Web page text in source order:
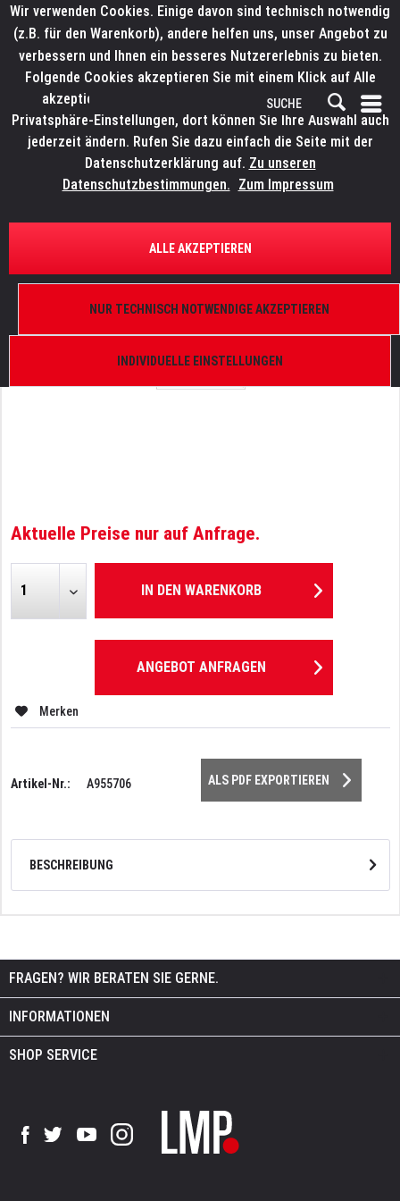
ÜBERSICHT ERSATZTEILE
Aktuelle Preise nur auf Anfrage.
IN DEN WARENKORB
ANGEBOT ANFRAGEN
Merken
Artikel-Nr.: A955706 ALS PDF EXPORTIEREN
BESCHREIBUNG
FRAGEN? WIR BERATEN SIE GERNE.
INFORMATIONEN
SHOP SERVICE
Wir verwenden Cookies. Einige davon sind technisch notwendig
(z.B. für den Warenkorb), andere helfen uns, unser Angebot zu
verbessern und Ihnen ein besseres Nutzererlebnis zu bieten.
Folgende Cookies akzeptieren Sie mit einem Klick auf Alle
akzeptieren. Weitere Informationen finden Sie in den
Privatsphäre-Einstellungen, dort können Sie Ihre Auswahl auch
jederzeit ändern. Rufen Sie dazu einfach die Seite mit der
Datenschutzerklärung auf. Zu unseren
Datenschutzbestimmungen. Zum Impressum
INDIVIDUELLE EINSTELLUNGEN
NUR TECHNISCH NOTWENDIGE AKZEPTIEREN
ALLE AKZEPTIEREN